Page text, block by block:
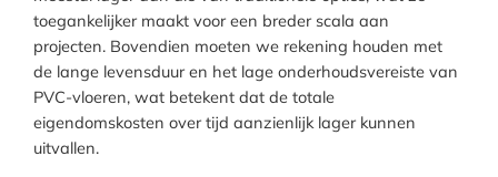
toegankelijker maakt voor een breder scala aan
projecten. Bovendien moeten we rekening houden met
de lange levensduur en het lage onderhoudsvereiste van
PVC-vloeren, wat betekent dat de totale
eigendomskosten over tijd aanzienlijk lager kunnen
uitvallen.